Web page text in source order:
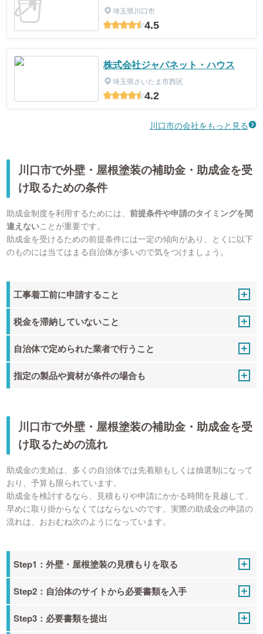
埼玉県川口市
4.5
株式会社ジャパネット・ハウス
埼玉県さいたま市西区
4.2
川口市の会社をもっと見る
川口市で外壁・屋根塗装の補助金・助成金を受
け取るための条件
助成金制度を利用するためには、前提条件や申請のタイミングを間
違えないことが重要です。
助成金を受けるための前提条件には一定の傾向があり、とくに以下
のものには当てはまる自治体が多いので気をつけましょう。
工事着工前に申請すること
税金を滞納していないこと
自治体で定められた業者で行うこと
指定の製品や資材が条件の場合も
川口市で外壁・屋根塗装の補助金・助成金を受
け取るための流れ
助成金の支給は、多くの自治体では先着順もしくは抽選制になって
おり、予算も限られています。
助成金を検討するなら、見積もりや申請にかかる時間を見越して、
早めに取り掛からなくてはならないのです。実際の助成金の申請の
流れは、おおむね次のようになっています。
Step1：外壁・屋根塗装の見積もりを取る
Step2：自治体のサイトから必要書類を入手
Step3：必要書類を提出